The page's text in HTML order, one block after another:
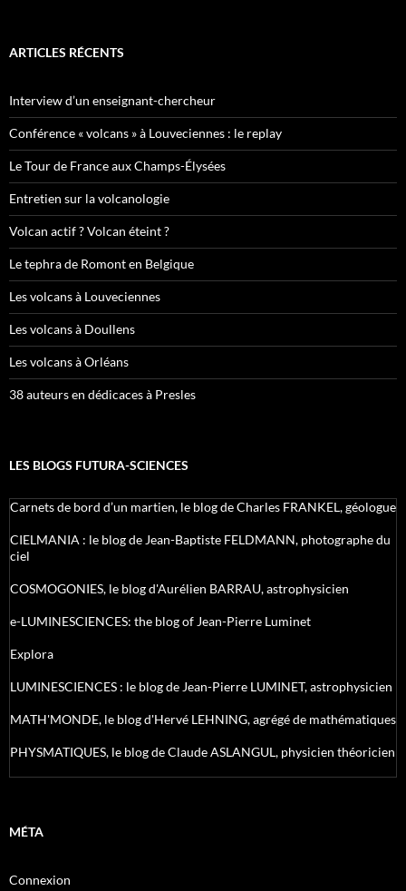
ARTICLES RÉCENTS
Interview d’un enseignant-chercheur
Conférence « volcans » à Louveciennes : le replay
Le Tour de France aux Champs-Élysées
Entretien sur la volcanologie
Volcan actif ? Volcan éteint ?
Le tephra de Romont en Belgique
Les volcans à Louveciennes
Les volcans à Doullens
Les volcans à Orléans
38 auteurs en dédicaces à Presles
LES BLOGS FUTURA-SCIENCES
Carnets de bord d’un martien, le blog de Charles FRANKEL, géologue
CIELMANIA : le blog de Jean-Baptiste FELDMANN, photographe du
ciel
COSMOGONIES, le blog d'Aurélien BARRAU, astrophysicien
e-LUMINESCIENCES: the blog of Jean-Pierre Luminet
Explora
LUMINESCIENCES : le blog de Jean-Pierre LUMINET, astrophysicien
MATH'MONDE, le blog d'Hervé LEHNING, agrégé de mathématiques
PHYSMATIQUES, le blog de Claude ASLANGUL, physicien théoricien
MÉTA
Connexion